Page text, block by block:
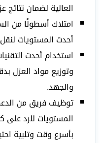
العالية لضمان نتائج
امتلاك أسطولًا من
أحدث المستويات
استخدام أحدث
وتوزيع مواد العزل
والجهد.
توظيف فريق من
المستويات للرد على
بأسرع وقت وتلبية